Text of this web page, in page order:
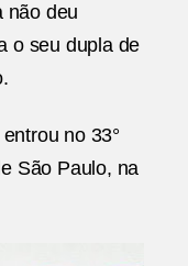
não deu
o seu dupla de
no 33°
São Paulo, na